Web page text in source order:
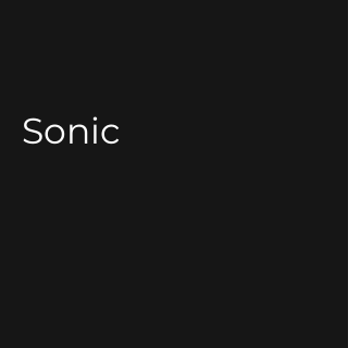
Sonic